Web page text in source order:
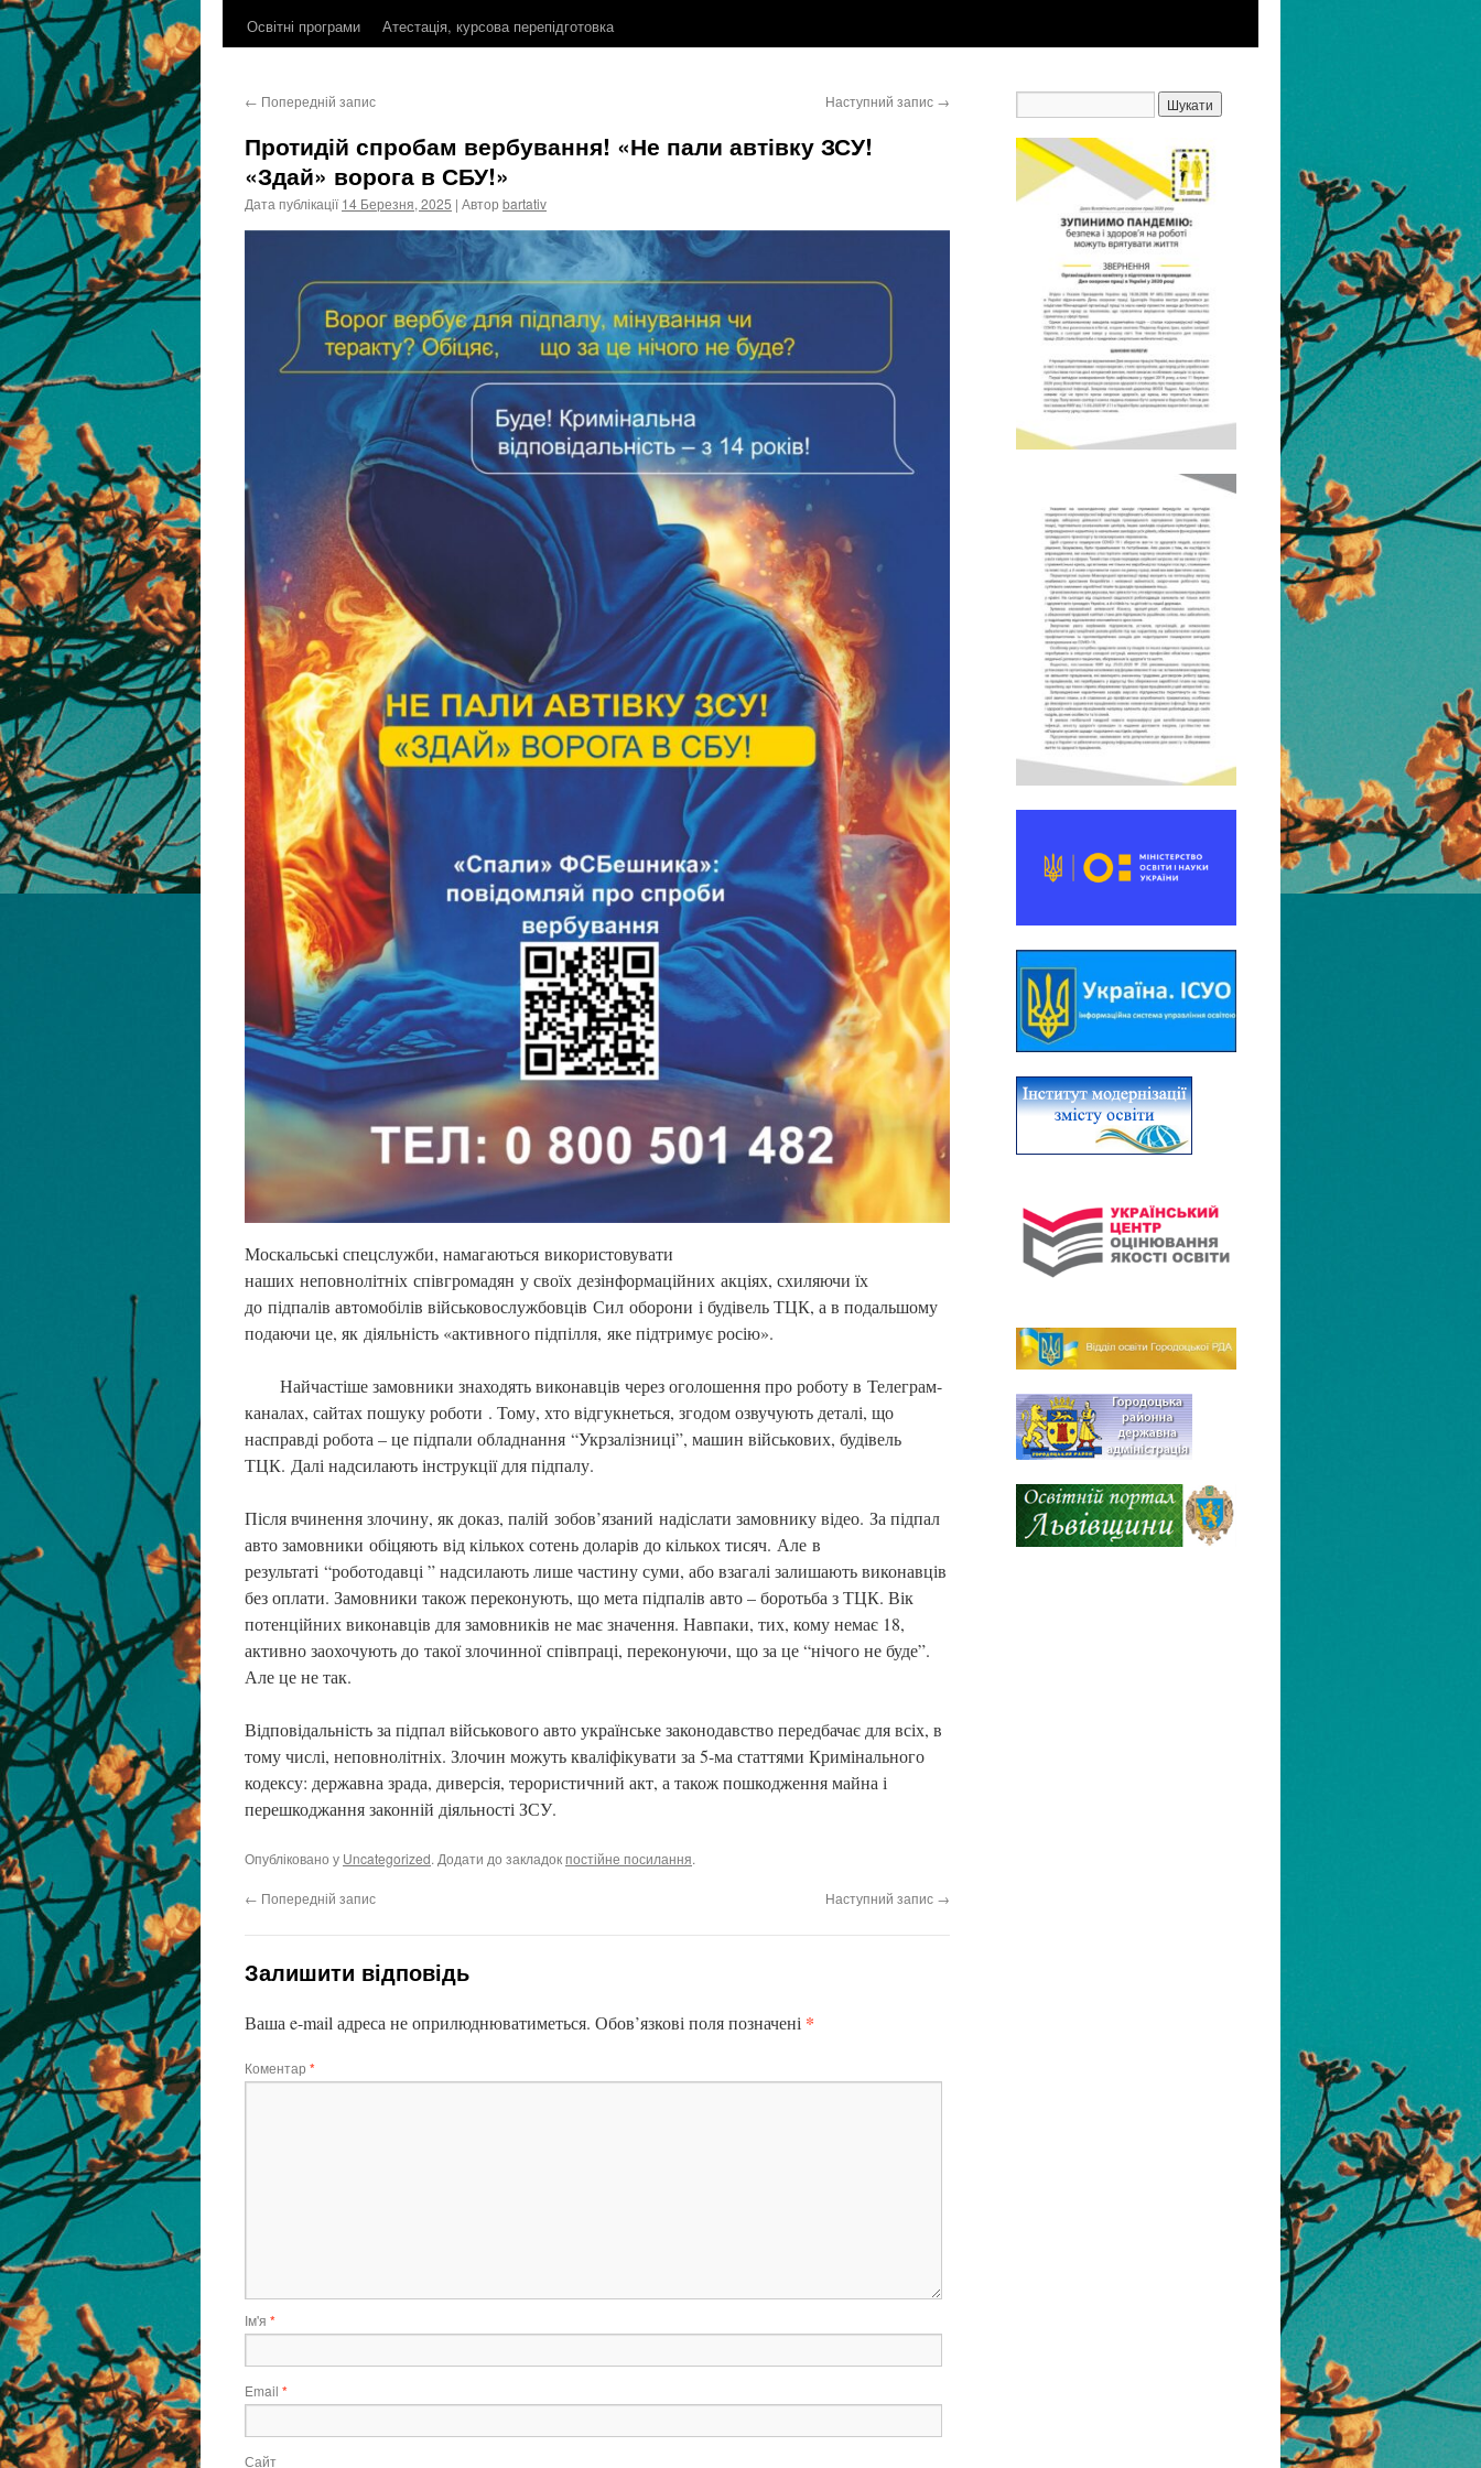
контенту
Освітні програми
Атестація, курсова перепідготовка
← Попередній запис Наступний запис →
Протидій спробам вербування! «Не пали автівку ЗСУ!
«Здай» ворога в СБУ!»
Дата публікації 14 Березня, 2025 | Автор bartativ
Москальські спецслужби, намагаються використовувати
наших неповнолітніх співгромадян у своїх дезінформаційних акціях, схиляючи їх
до підпалів автомобілів військовослужбовців Сил оборони і будівель ТЦК, а в подальшому
подаючи це, як діяльність «активного підпілля, яке підтримує росію».
Найчастіше замовники знаходять виконавців через оголошення про роботу в Телеграм-
каналах, сайтах пошуку роботи . Тому, хто відгукнеться, згодом озвучують деталі, що
насправді робота – це підпали обладнання “Укрзалізниці”, машин військових, будівель
ТЦК. Далі надсилають інструкції для підпалу.
Після вчинення злочину, як доказ, палій зобов’язаний надіслати замовнику відео. За підпал
авто замовники обіцяють від кількох сотень доларів до кількох тисяч. Але в
результаті “роботодавці ” надсилають лише частину суми, або взагалі залишають виконавців
без оплати. Замовники також переконують, що мета підпалів авто – боротьба з ТЦК. Вік
потенційних виконавців для замовників не має значення. Навпаки, тих, кому немає 18,
активно заохочують до такої злочинної співпраці, переконуючи, що за це “нічого не буде”.
Але це не так.
Відповідальність за підпал військового авто українське законодавство передбачає для всіх, в
тому числі, неповнолітніх. Злочин можуть кваліфікувати за 5-ма статтями Кримінального
кодексу: державна зрада, диверсія, терористичний акт, а також пошкодження майна і
перешкоджання законній діяльності ЗСУ.
Опубліковано у Uncategorized. Додати до закладокпостійне посилання.
← Попередній запис Наступний запис →
Залишити відповідь
Ваша e-mail адреса не оприлюднюватиметься. Обов’язкові поля позначені *
Коментар *
Ім'я *
Email *
Сайт